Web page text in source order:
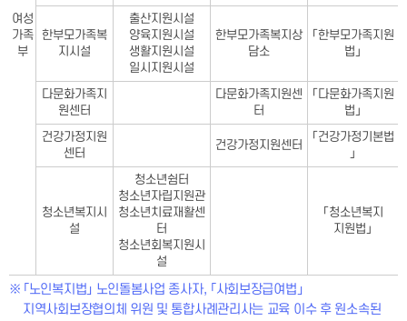
여성
가족
부
한부모가족복
지시설
출산지원시설
양육지원시설
생활지원시설
일시지원시설
한부모가족복지상
담소
「한부모가족지원
법」
다문화가족지
원센터
다문화가족지원센
터
「다문화가족지원
법」
건강가정지원
센터
건강가정지원센터
「건강가정기본법
」
청소년복지시
설
청소년쉼터
청소년자립지원관
청소년치료재활센
터
청소년회복지원시
설
「청소년복지
지원법」
「노인복지법」 노인돌봄사업 종사자, 「사회보장급여법」
지역사회보장협의체 위원 및 통합사례관리사는 교육 이수 후 원소속된